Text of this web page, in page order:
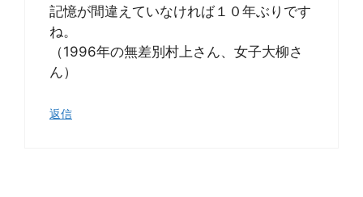
記憶が間違えていなければ１０年ぶりです
ね。
（1996年の無差別村上さん、女子大柳さ
ん）
返信